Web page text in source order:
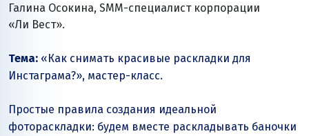
Галина Осокина, SMM-специалист корпорации
«Ли Вест».
Тема: «Как снимать красивые раскладки для
Инстаграма?», мастер-класс.
Простые правила создания идеальной
фотораскладки: будем вместе раскладывать баночки